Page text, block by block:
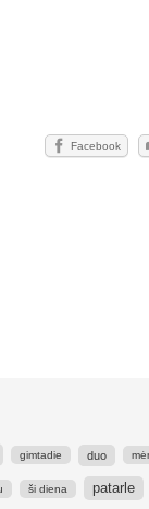
Facebook
gimtadie duo
ši diena patarle